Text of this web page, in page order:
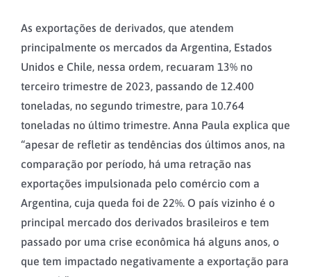
As exportações de derivados, que atendem
principalmente os mercados da Argentina, Estados
Unidos e Chile, nessa ordem, recuaram 13% no
terceiro trimestre de 2023, passando de 12.400
toneladas, no segundo trimestre, para 10.764
toneladas no último trimestre. Anna Paula explica que
“apesar de refletir as tendências dos últimos anos, na
comparação por período, há uma retração nas
exportações impulsionada pelo comércio com a
Argentina, cuja queda foi de 22%. O país vizinho é o
principal mercado dos derivados brasileiros e tem
passado por uma crise econômica há alguns anos, o
que tem impactado negativamente a exportação para